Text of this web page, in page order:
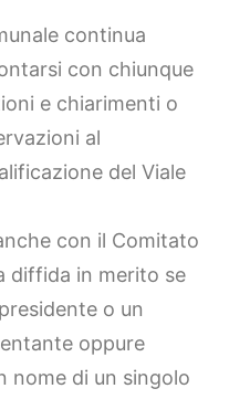
continua
con chiunque
e chiarimenti o
al
del Viale
con il Comitato
diffida in merito se
o un
oppure
nome di un singolo